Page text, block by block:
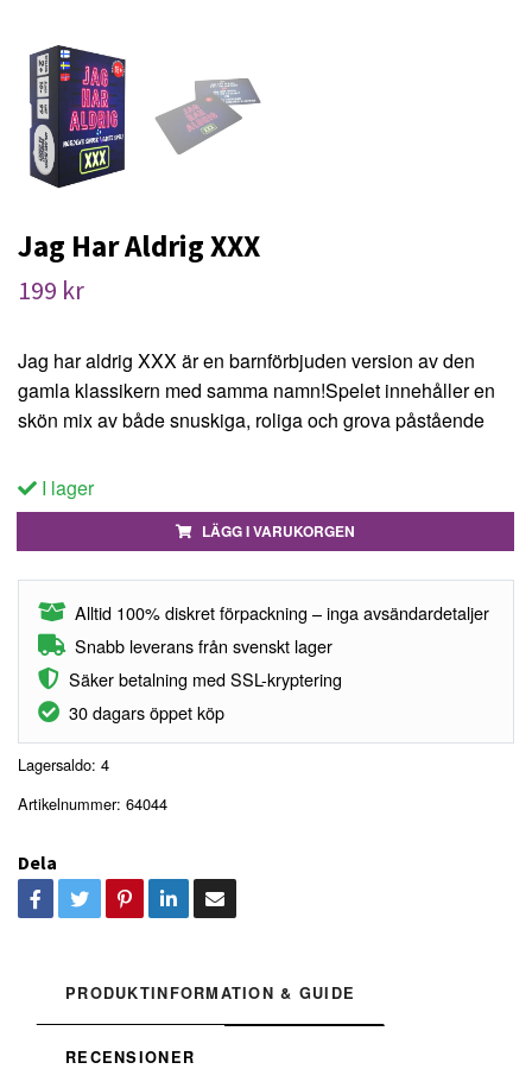
Jag Har Aldrig XXX
199 kr
Jag har aldrig XXX är en barnförbjuden version av den
gamla klassikern med samma namn!Spelet innehåller en
skön mix av både snuskiga, roliga och grova påstående
I lager
LÄGG I VARUKORGEN
Alltid 100% diskret förpackning – inga avsändardetaljer
Snabb leverans från svenskt lager
Säker betalning med SSL-kryptering
30 dagars öppet köp
Lagersaldo: 4
Artikelnummer: 64044
Dela
PRODUKTINFORMATION & GUIDE
RECENSIONER